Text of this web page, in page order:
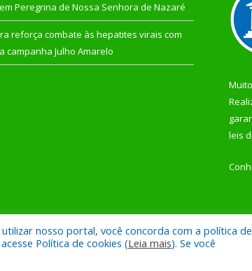
Peregrina de Nossa Senhora de Nazaré
reforça combate às hepatites virais com
campanha Julho Amarelo
leis
Mapa do Site
nosso portal, você concorda com a política de
Política de cookies (Leia mais). Se você